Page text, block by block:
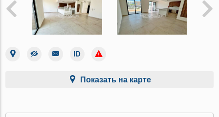
Показать на карте